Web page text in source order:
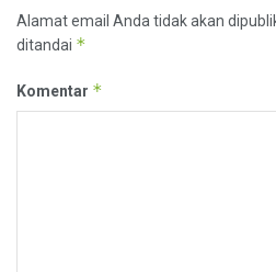
Alamat email Anda tidak akan
ditandai *
Komentar *